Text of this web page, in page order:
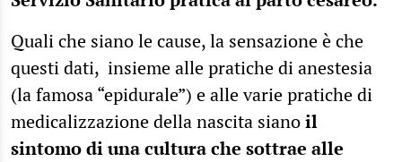
Quali che siano le cause, la sensazione è che
questi dati, insieme alle pratiche di anestesia
(la famosa “epidurale”) e alle varie pratiche di
medicalizzazione della nascita sianoil
sintomo di una cultura che sottrae alle